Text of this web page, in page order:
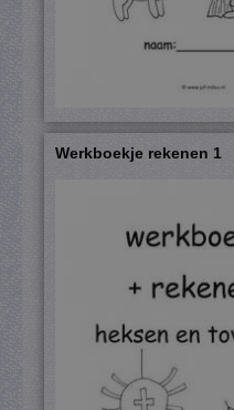
Werkboekje rekenen 1